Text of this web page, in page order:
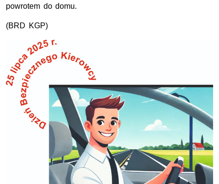
powrotem do domu.
(BRD KGP)